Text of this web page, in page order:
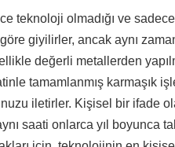
teknoloji olmadığı ve
göre giyilirler, ancak aynı
değerli metallerden
tamamlanmış karmaşık
iletirler. Kişisel bir ifade
saati onlarca yıl boyunca